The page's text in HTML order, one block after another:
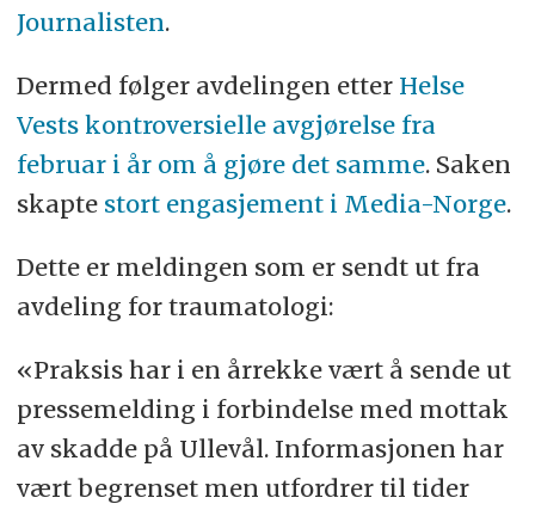
Journalisten.
Dermed følger avdelingen etter Helse
Vests kontroversielle avgjørelse fra
februar i år om å gjøre det samme. Saken
skapte stort engasjement i Media-Norge.
Dette er meldingen som er sendt ut fra
avdeling for traumatologi:
«Praksis har i en årrekke vært å sende ut
pressemelding i forbindelse med mottak
av skadde på Ullevål. Informasjonen har
vært begrenset men utfordrer til tider